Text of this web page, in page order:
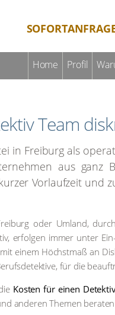
Home Pro­fil
Team
in Frei­burg als
aus ganz
Vor­lauf­zeit und
oder Umland, durch
erfol­gen immer unter Ein­
einem Höchst­maß an
für die
Kos­ten für einen
ande­ren The­men